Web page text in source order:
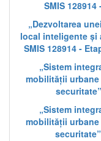
SMIS 128914
„Dezvoltarea
local inteligente și
SMIS 128914 -
„Sistem
mobilității
„Sistem
mobilității